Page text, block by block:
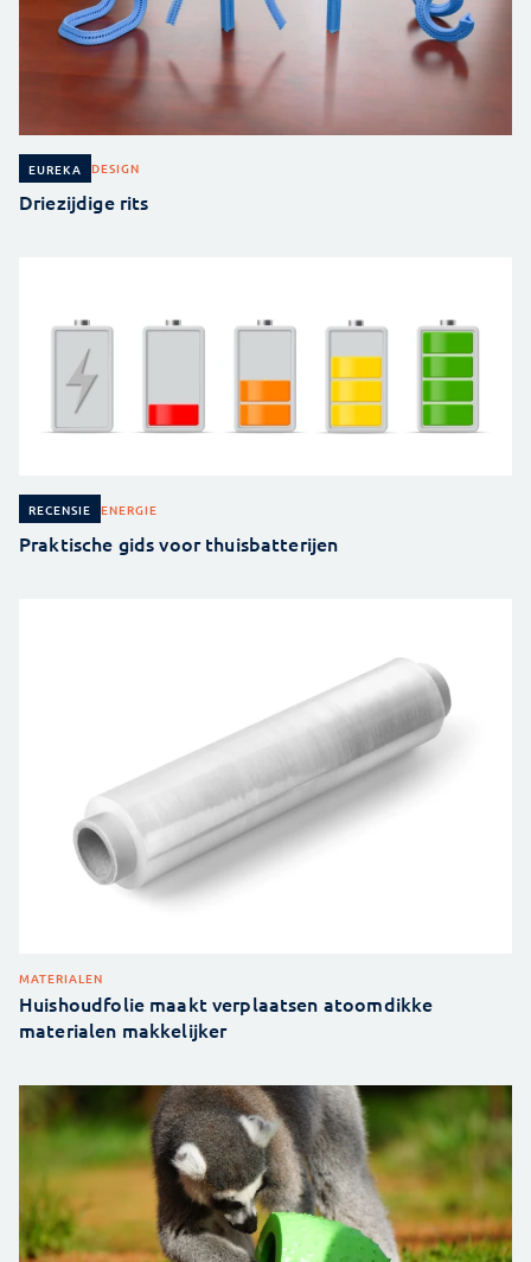
EUREKA DESIGN
Driezijdige rits
RECENSIE ENERGIE
Praktische gids voor thuisbatterijen
MATERIALEN
Huishoudfolie maakt verplaatsen atoomdikke
materialen makkelijker